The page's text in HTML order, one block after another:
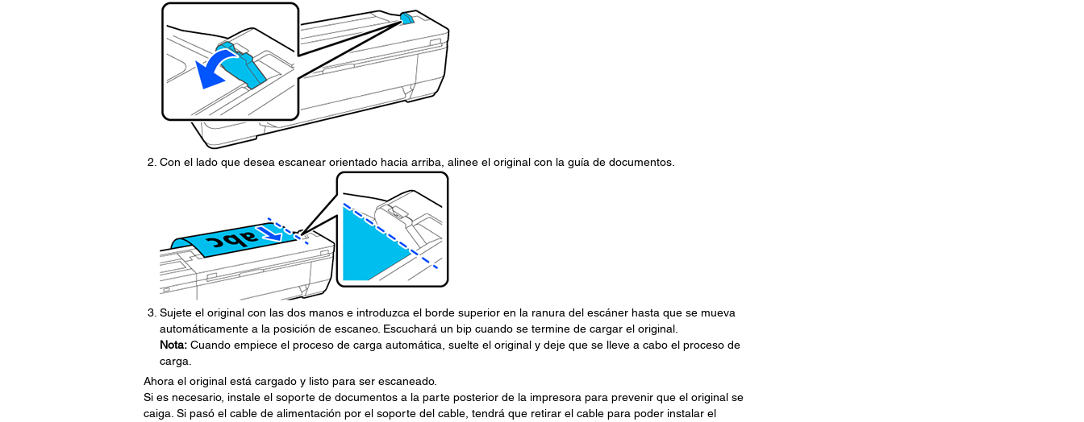
Con el lado que desea escanear orientado hacia arriba, alinee el original con la guía de documentos.
Sujete el original con las dos manos e introduzca el borde superior en la ranura del escáner hasta que se mueva
automáticamente a la posición de escaneo. Escuchará un bip cuando se termine de cargar el original.
Nota:Cuando empiece el proceso de carga automática, suelte el original y deje que se lleve a cabo el proceso de
carga.
Ahora el original está cargado y listo para ser escaneado.
Si es necesario, instale el soporte de documentos a la parte posterior de la impresora para prevenir que el original se
caiga. Si pasó el cable de alimentación por el soporte del cable, tendrá que retirar el cable para poder instalar el